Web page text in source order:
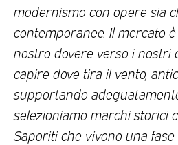
modernismo con opere sia
contemporanee. Il mercato
nostro dovere verso i nostri
capire dove tira il vento,
supportando
selezioniamo marchi storici
Saporiti che vivono una fase